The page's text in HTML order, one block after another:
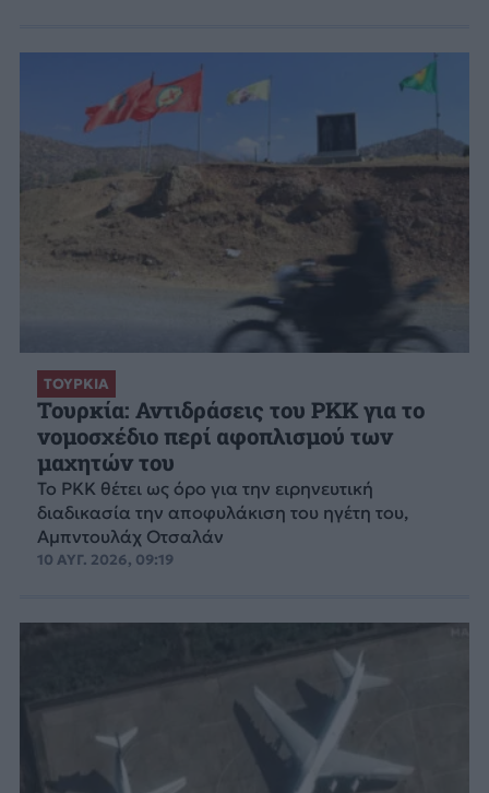
ΤΟΥΡΚΙΑ
Τουρκία: Αντιδράσεις του PKK για το
νομοσχέδιο περί αφοπλισμού των
μαχητών του
Το PKK θέτει ως όρο για την ειρηνευτική
διαδικασία την αποφυλάκιση του ηγέτη του,
Αμπντουλάχ Οτσαλάν
10 ΑΥΓ. 2026, 09:19